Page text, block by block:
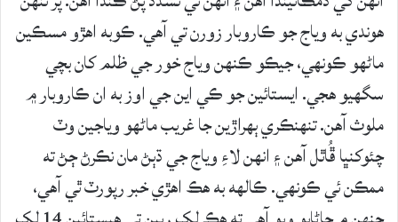
هوندي به وياج جو ڪاروبار زورن تي آهي. ڪوبه اهڙو مسڪين
ماڻهو ڪونهي، جيڪو ڪنهن وياج خور جي ظلم کان بچي
سگهيو هجي. ايستائين جو ڪي اين جي اوز به ان ڪاروبار ۾
ملوث آهن. تنهنڪري ٻهراڙين جا غريب ماڻهو وياجين وٽ
چئوکنڀا ڦُاٿل آهن ۽ انهن لاءِ وياج جي ڌٻڻ مان نڪرڻ ڄڻ ته
ممڪن ئي ڪونهي. ڪالهه به هڪ اهڙي خبر رپورٽ ٿي آهي،